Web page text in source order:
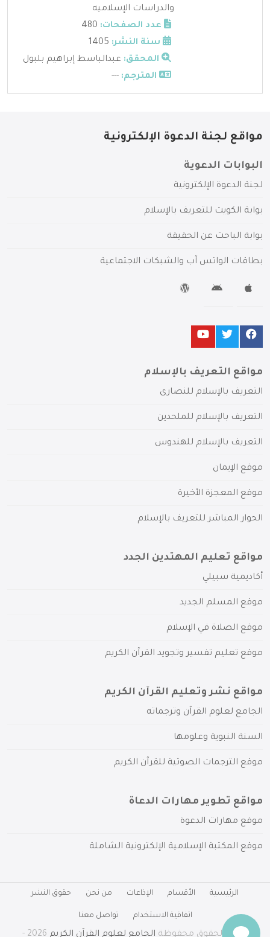
والدراسات الإسلاميه
عدد الصفحات:
سنة النشر:
المحقق: عبدالباسط إبراهيم بلبول
المترجم: ---
مواقع لجنة الدعوة الإلكترونية
البوابات الدعوية
لجنة الدعوة الإلكترونية
بوابة الكويت للتعريف بالإسلام
بوابة الباحث عن الحقيقة
بطاقات الواتس آب والشبكات الاجتماعية
مواقع التعريف بالإسلام
التعريف بالإسلام للنصارى
التعريف بالإسلام للملحدين
التعريف بالإسلام للهندوس
موقع الإيمان
موقع المعجزة الأخيرة
الحوار المباشر للتعريف بالإسلام
مواقع تعليم المهتدين الجدد
أكاديمية سبيلي
موقع المسلم الجديد
موقع الصلاة في الإسلام
موقع تعليم تفسير وتجويد القرآن الكريم
مواقع نشر وتعليم القرآن الكريم
الجامع لعلوم القرآن وترجماته
السنة النبوية وعلومها
موقع الترجمات الصوتية للقرآن الكريم
مواقع تطوير مهارات الدعاة
موقع مهارات الدعوة
موقع المكتبة الإسلامية الإلكترونية الشاملة
الرئيسية الأقسام الإذاعات من نحن حقوق النشر
اتفاقية الاستخدام تواصل معنا
جميع الحقوق محفوظة الجامع لعلوم القرآن الكريم 2026 -